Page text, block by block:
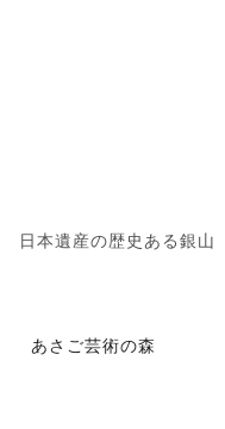
日本遺産の歴史ある銀山
あさご芸術の森